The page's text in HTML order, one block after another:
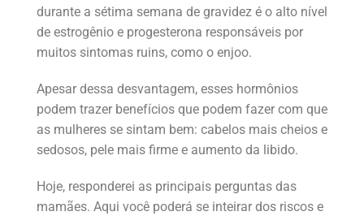
durante a sétima semana de gravidez é o alto nível
de estrogênio e progesterona responsáveis por
muitos sintomas ruins, como o enjoo.
Apesar dessa desvantagem, esses hormônios
podem trazer benefícios que podem fazer com que
as mulheres se sintam bem: cabelos mais cheios e
sedosos, pele mais firme e aumento da libido.
Hoje, responderei as principais perguntas das
mamães. Aqui você poderá se inteirar dos riscos e